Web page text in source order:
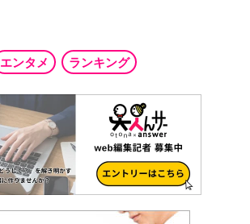
エンタメ ランキング